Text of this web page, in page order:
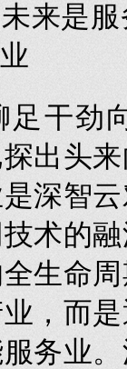
来是
足干劲
出头
深智
术的
生命
，而
务业